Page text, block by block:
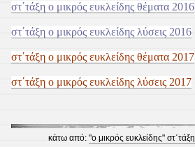
στ΄τάξη ο μικρός ευκλείδης θέματα 2016
στ΄τάξη ο μικρός ευκλείδης λύσεις 2016
στ΄τάξη ο μικρός ευκλείδης θέματα 2017
στ΄τάξη ο μικρός ευκλείδης λύσεις 2017
κάτω από:"ο μικρός ευκλείδης" στ΄τάξη